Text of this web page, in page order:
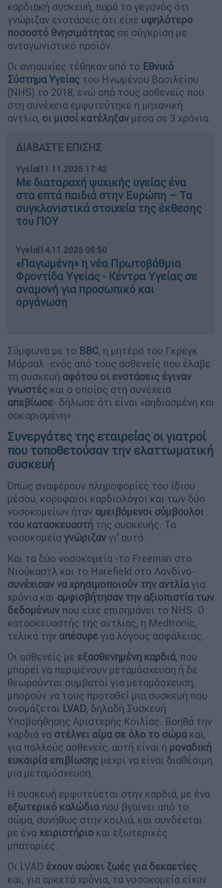
καρδιακή συσκευή, παρά το γεγονός ότι
γνώριζαν ενστάσεις ότι είχε υψηλότερο
ποσοστό θνησιμότητας σε σύγκριση με
ανταγωνιστικό προϊόν.
Οι ανησυχίες τέθηκαν από το Εθνικό
Σύστημα Υγείας του Ηνωμένου Βασιλείου
(NHS) το 2018, ενώ από τους ασθενείς που
στη συνέχεια εμφυτεύτηκε η μηχανική
αντλία, οι μισοί κατέληξαν μέσα σε 3 χρόνια.
ΔΙΑΒΑΣΤΕ ΕΠΙΣΗΣ
Υγεία|11.11.2025 17:42
Με διαταραχή ψυχικής υγείας ένα
στα επτά παιδιά στην Ευρώπη – Τα
συγκλονιστικά στοιχεία της έκθεσης
του ΠΟΥ
Υγεία|14.11.2025 05:50
«Παγωμένη» η νέα Πρωτοβάθμια
Φροντίδα Υγείας - Κέντρα Υγείας σε
αναμονή για προσωπικό και
οργάνωση
Σύμφωνα με το BBC, η μητέρα του Γκρεγκ
Μάρσαλ -ενός από τους ασθενείς που έλαβε
τη συσκευή αφότου οι ενστάσεις έγιναν
γνωστές και ο οποίος στη συνέχεια
απεβίωσε- δήλωσε ότι είναι «αηδιασμένη και
σοκαρισμένη».
Συνεργάτες της εταιρείας οι γιατροί
που τοποθετούσαν την ελαττωματική
συσκευή
Όπως αναφέρουν πληροφορίες του ίδιου
μέσου, κορυφαίοι καρδιολόγοι και των δύο
νοσοκομείων ήταν αμειβόμενοι σύμβουλοι
του κατασκευαστή της συσκευής. Τα
νοσοκομεία γνώριζαν γι’ αυτό.
Και τα δύο νοσοκομεία -το Freeman στο
Νιούκαστλ και το Harefield στο Λονδίνο-
συνέχισαν να χρησιμοποιούν την αντλίαγια
χρόνια και αμφισβήτησαν την αξιοπιστία των
δεδομένων που είχε επισημάνει το NHS. Ο
κατασκευαστής της αντλίας, η Medtronic,
τελικά την απέσυρε για λόγους ασφάλειας.
Οι ασθενείς με εξασθενημένη καρδιά, που
μπορεί να περιμένουν μεταμόσχευση ή δε
θεωρούνται συμβατοί για μεταμόσχευση,
μπορούν να τους προταθεί μια συσκευή που
ονομάζεται LVAD, δηλαδή Συσκευή
Υποβοήθησης Αριστερής Κοιλίας. Βοηθά την
καρδιά να στέλνει αίμα σε όλο το σώμακαι,
για πολλούς ασθενείς, αυτή είναι η μοναδική
ευκαιρία επιβίωσης μέχρι να είναι διαθέσιμη
μια μεταμόσχευση.
Η συσκευή εμφυτεύεται στην καρδιά, με ένα
εξωτερικό καλώδιο που βγαίνει από το
σώμα, συνήθως στην κοιλιά, και συνδέεται
με ένα χειριστήριο και εξωτερικές
μπαταρίες.
Οι LVAD έχουν σώσει ζωές για δεκαετίες
και, για αρκετά χρόνια, τα νοσοκομεία είχαν